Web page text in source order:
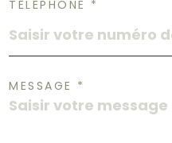
TÉLÉPHONE *
MESSAGE *